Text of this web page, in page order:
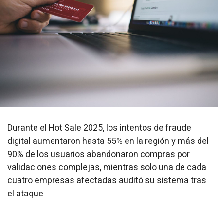
Durante el Hot Sale 2025, los intentos de fraude
digital aumentaron hasta 55% en la región y más del
90% de los usuarios abandonaron compras por
validaciones complejas, mientras solo una de cada
cuatro empresas afectadas auditó su sistema tras
el ataque